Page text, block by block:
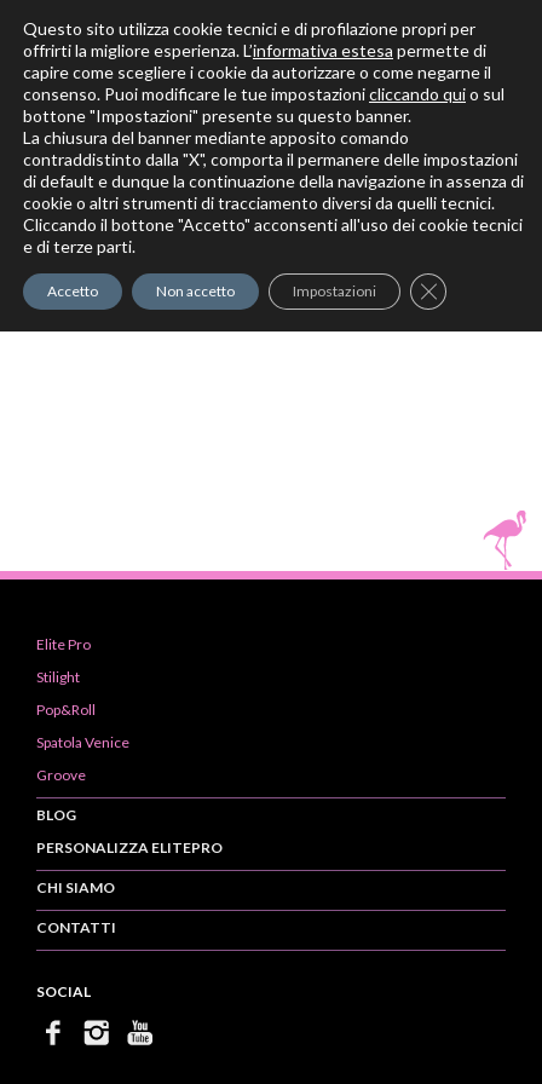
Solo per veri decoratori
Elite Pro
Elite Pro
Stilight
Pop&Roll
Spatola Venice
Groove
BLOG
PERSONALIZZA ELITEPRO
CHI SIAMO
CONTATTI
SOCIAL
Questo sito utilizza cookie tecnici e di profilazione propri per
offrirti la migliore esperienza. L’informativa estesa permette di
capire come scegliere i cookie da autorizzare o come negarne il
consenso. Puoi modificare le tue impostazionicliccando quio sul
bottone "Impostazioni" presente su questo banner.
La chiusura del banner mediante apposito comando
contraddistinto dalla "X", comporta il permanere delle impostazioni
di default e dunque la continuazione della navigazione in assenza di
cookie o altri strumenti di tracciamento diversi da quelli tecnici.
Cliccando il bottone "Accetto" acconsenti all'uso dei cookie tecnici
e di terze parti.
Accetto Non accetto Impostazioni Close GDPR